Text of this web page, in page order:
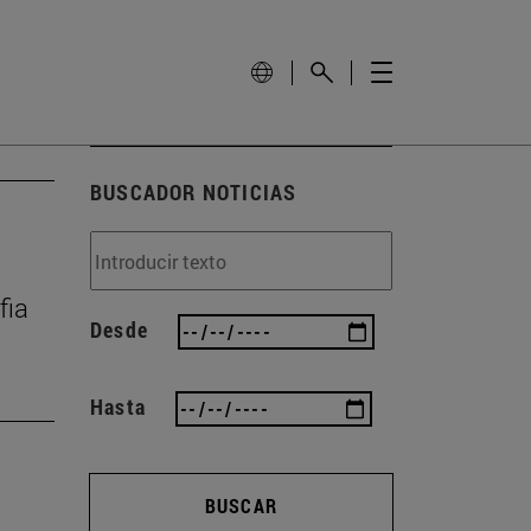
BUSCADOR NOTICIAS
Desde
Hasta
BUSCAR